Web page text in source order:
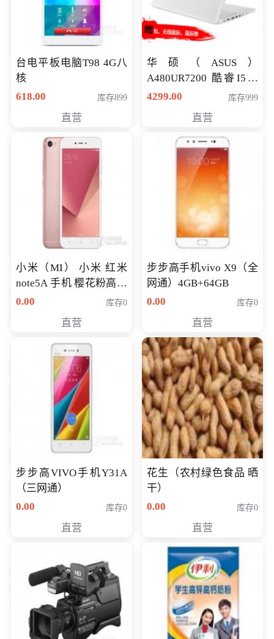
台电平板电脑T98 4G八
核
618.00
库存899
直营
华硕（ASUS）
A480UR7200 酷睿I5超
薄学生办公游戏独显笔
NV930-2G独
4299.00 库存999
直营
小米（MI） 小米 红米
note5A 手机 樱花粉高配
版 全网通(3G+32G)
0.00 库存0
直营
步步高手机vivo X9（全
网通）4GB+64GB
0.00
库存0
直营
步步高VIVO手机Y31A
（三网通）
0.00
库存0
直营
花生（农村绿色食品 晒
干）
0.00
库存0
直营